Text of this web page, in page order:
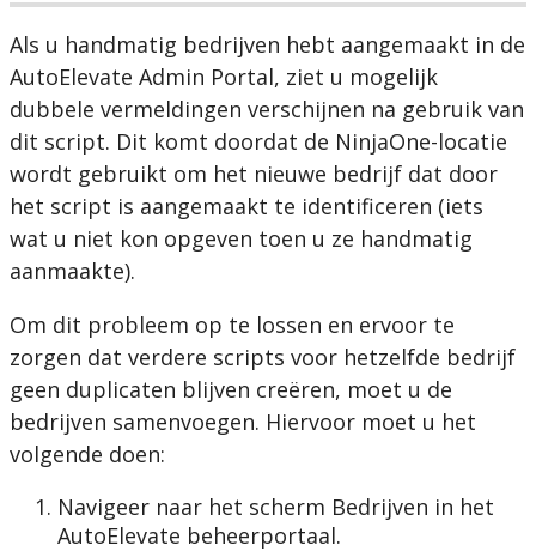
Als u handmatig bedrijven hebt aangemaakt in de
AutoElevate Admin Portal, ziet u mogelijk
dubbele vermeldingen verschijnen na gebruik van
dit script. Dit komt doordat de NinjaOne-locatie
wordt gebruikt om het nieuwe bedrijf dat door
het script is aangemaakt te identificeren (iets
wat u niet kon opgeven toen u ze handmatig
aanmaakte).
Om dit probleem op te lossen en ervoor te
zorgen dat verdere scripts voor hetzelfde bedrijf
geen duplicaten blijven creëren, moet u de
bedrijven samenvoegen. Hiervoor moet u het
volgende doen:
Navigeer naar het scherm Bedrijven in het
AutoElevate beheerportaal.